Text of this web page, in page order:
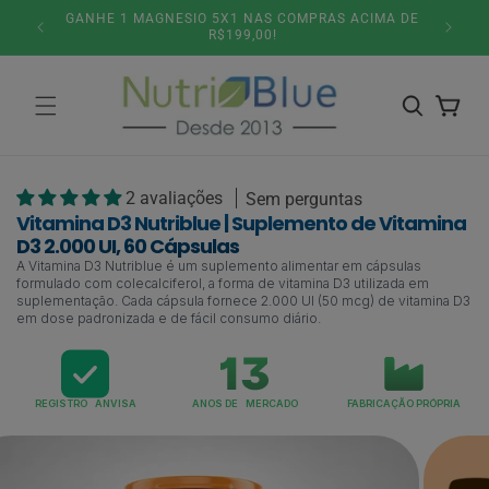
para o5% DESCONTO NO PIX OU PARCELAMENTO 6X SEM
JUROS!
Carrinho
2 avaliações Sem perguntas
Vitamina D3 Nutriblue | Suplemento de Vitamina
D3 2.000 UI, 60 Cápsulas
A Vitamina D3 Nutriblue é um suplemento alimentar em cápsulas
formulado com colecalciferol, a forma de vitamina D3 utilizada em
suplementação. Cada cápsula fornece 2.000 UI (50 mcg) de vitamina D3
em dose padronizada e de fácil consumo diário.
REGISTRO ANVISA ANOS DE MERCADO FABRICAÇÃO PRÓPRIA